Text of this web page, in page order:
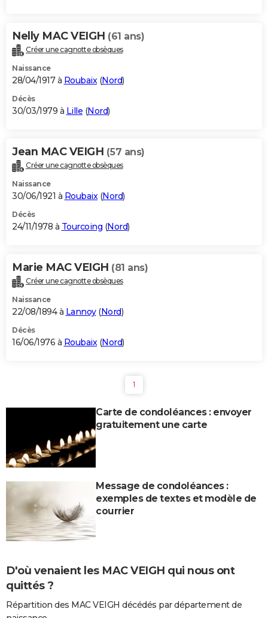
Nelly MAC VEIGH (61 ans)
Créer une cagnotte obsèques
Naissance
28/04/1917 à Roubaix(Nord)
Décès
30/03/1979 à Lille (Nord)
Jean MAC VEIGH (57 ans)
Créer une cagnotte obsèques
Naissance
30/06/1921 à Roubaix(Nord)
Décès
24/11/1978 à Tourcoing (Nord)
Marie MAC VEIGH (81 ans)
Créer une cagnotte obsèques
Naissance
22/08/1894 à Lannoy(Nord)
Décès
16/06/1976 à Roubaix(Nord)
1
Carte de condoléances : envoyer
gratuitement une carte
Message de condoléances :
exemples de textes et modèle de
courrier
D'où venaient les MAC VEIGH qui nous ont
quittés ?
Répartition des MAC VEIGH décédés par département de